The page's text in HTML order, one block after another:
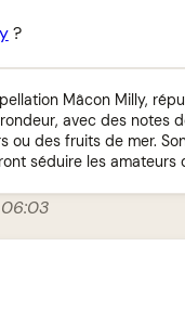
?
Mâcon Milly,
avec des notes
des fruits de mer.
séduire les amateurs